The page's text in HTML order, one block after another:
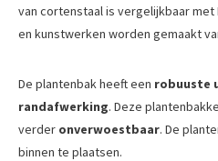
van cortenstaal is vergelijkbaar met
en kunstwerken worden gemaakt
De plantenbak heeft een robuuste
randafwerking. Deze
verder onverwoestbaar. De
binnen te plaatsen.